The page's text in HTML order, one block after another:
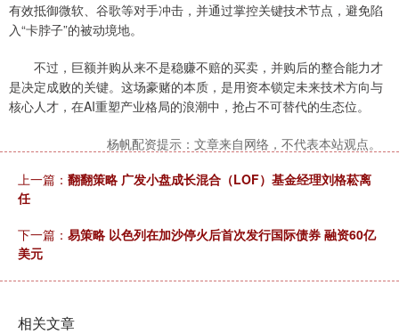
有效抵御微软、谷歌等对手冲击，并通过掌控关键技术节点，避免陷
入“卡脖子”的被动境地。
不过，巨额并购从来不是稳赚不赔的买卖，并购后的整合能力才
是决定成败的关键。这场豪赌的本质，是用资本锁定未来技术方向与
核心人才，在AI重塑产业格局的浪潮中，抢占不可替代的生态位。
杨帆配资提示：文章来自网络，不代表本站观点。
上一篇： 翻翻策略 广发小盘成长混合（LOF）基金经理刘格菘离
任
下一篇： 易策略 以色列在加沙停火后首次发行国际债券 融资60亿
美元
相关文章